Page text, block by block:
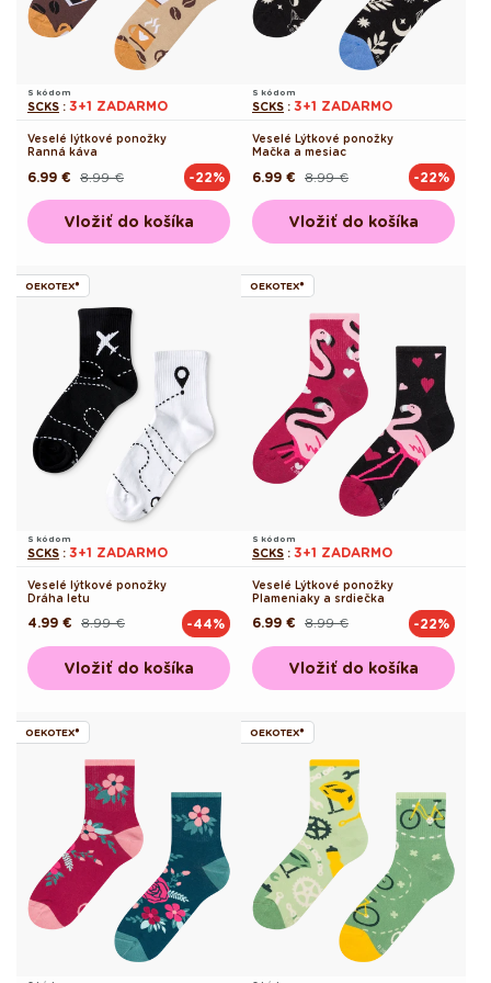
S kódom
SCKS : 3+1 ZADARMO
Veselé lýtkové ponožky
Ranná káva
Pôvodná8.99 €
Akciová
6.99 € -22%
Vložiť do košíka
S kódom
SCKS : 3+1 ZADARMO
Veselé Lýtkové ponožky
Mačka a mesiac
Pôvodná8.99 €
Akciová
6.99 € -22%
Vložiť do košíka
OEKOTEX®
S kódom
SCKS : 3+1 ZADARMO
Veselé lýtkové ponožky
Dráha letu
Pôvodná8.99 €
Akciová
4.99 € -44%
Vložiť do košíka
OEKOTEX®
S kódom
SCKS : 3+1 ZADARMO
Veselé Lýtkové ponožky
Plameniaky a srdiečka
Pôvodná8.99 €
Akciová
6.99 € -22%
Vložiť do košíka
OEKOTEX® OEKOTEX®